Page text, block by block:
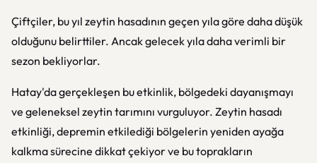
Çiftçiler, bu yıl zeytin hasadının geçen yıla göre daha düşük
olduğunu belirttiler. Ancak gelecek yıla daha verimli bir
sezon bekliyorlar.
Hatay'da gerçekleşen bu etkinlik, bölgedeki dayanışmayı
ve geleneksel zeytin tarımını vurguluyor. Zeytin hasadı
etkinliği, depremin etkilediği bölgelerin yeniden ayağa
kalkma sürecine dikkat çekiyor ve bu toprakların